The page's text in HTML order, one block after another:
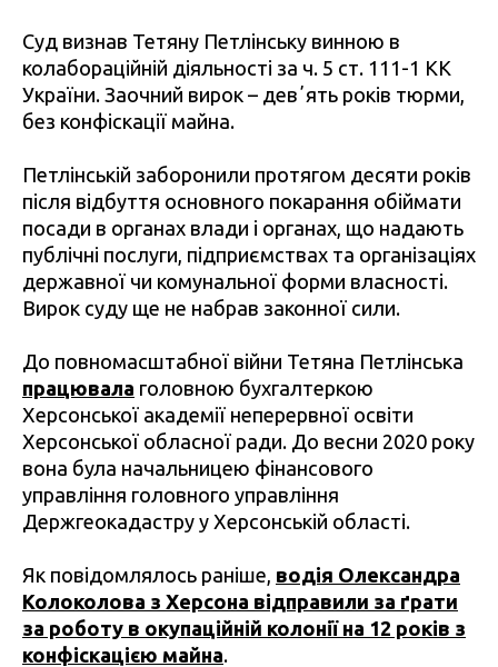
Суд визнав Тетяну Петлінську винною в
колабораційній діяльності за ч. 5 ст. 111-1 КК
України. Заочний вирок – девʼять років тюрми,
без конфіскації майна.
Петлінській заборонили протягом десяти років
після відбуття основного покарання обіймати
посади в органах влади і органах, що надають
публічні послуги, підприємствах та організаціях
державної чи комунальної форми власності.
Вирок суду ще не набрав законної сили.
До повномасштабної війни Тетяна Петлінська
працювала головною бухгалтеркою
Херсонської академії неперервної освіти
Херсонської обласної ради. До весни 2020 року
вона була начальницею фінансового
управління головного управління
Держгеокадастру у Херсонській області.
Як повідомлялось раніше, водія Олександра
Колоколова з Херсона відправили за ґрати
за роботу в окупаційній колонії на 12 років з
конфіскацією майна.